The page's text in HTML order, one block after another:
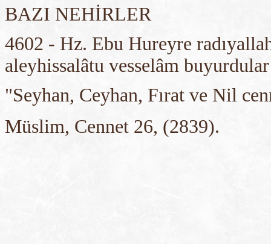
BAZI NEHİRLER
4602 - Hz. Ebu Hureyre
aleyhissalâtu vesselâm
"Seyhan, Ceyhan, Fırat ve Nil
Müslim, Cennet 26, (2839).